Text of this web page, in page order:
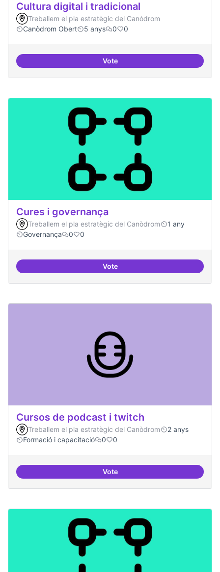
Cultura digital i tradicional
Treballem el pla estratègic del Canòdrom
Canòdrom Obert
5 anys 0 0
VoteCultura digital i tradicional
Cures i governança
Treballem el pla estratègic del Canòdrom
1 any
Governança
0 0
VoteCures i governança
Cursos de podcast i twitch
Treballem el pla estratègic del Canòdrom
2 anys
Formació i capacitació
0 0
VoteCursos de podcast i twitch